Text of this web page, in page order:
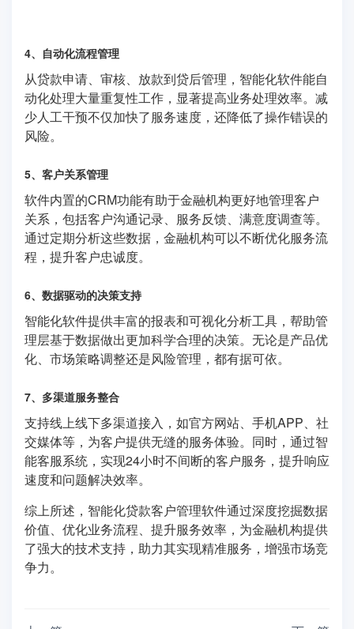
4、自动化流程管理
从贷款申请、审核、放款到贷后管理，智能化软件能自
动化处理大量重复性工作，显著提高业务处理效率。减
少人工干预不仅加快了服务速度，还降低了操作错误的
风险。
5、客户关系管理
软件内置的CRM功能有助于金融机构更好地管理客户
关系，包括客户沟通记录、服务反馈、满意度调查等。
通过定期分析这些数据，金融机构可以不断优化服务流
程，提升客户忠诚度。
6、数据驱动的决策支持
智能化软件提供丰富的报表和可视化分析工具，帮助管
理层基于数据做出更加科学合理的决策。无论是产品优
化、市场策略调整还是风险管理，都有据可依。
7、多渠道服务整合
支持线上线下多渠道接入，如官方网站、手机APP、社
交媒体等，为客户提供无缝的服务体验。同时，通过智
能客服系统，实现24小时不间断的客户服务，提升响应
速度和问题解决效率。
综上所述，智能化贷款客户管理软件通过深度挖掘数据
价值、优化业务流程、提升服务效率，为金融机构提供
了强大的技术支持，助力其实现精准服务，增强市场竞
争力。